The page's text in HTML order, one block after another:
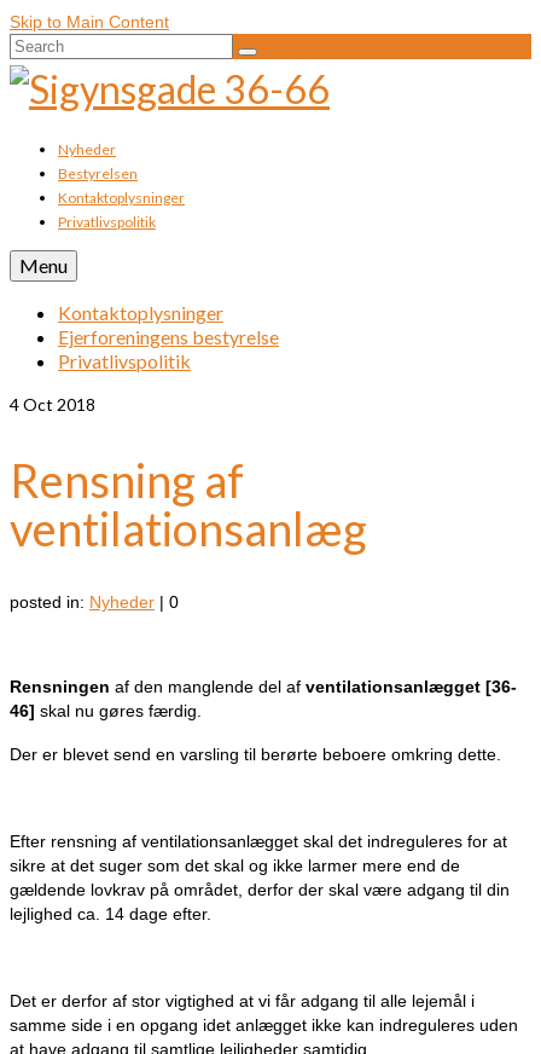
Skip to Main Content
Search
for:
Nyheder
Bestyrelsen
Kontaktoplysninger
Privatlivspolitik
Menu
Kontaktoplysninger
Ejerforeningens bestyrelse
Privatlivspolitik
4Oct 2018
Rensning af
ventilationsanlæg
posted in: Nyheder | 0
Rensningen af den manglende del af ventilationsanlægget [36-
46] skal nu gøres færdig.
Der er blevet send en varsling til berørte beboere omkring dette.
Efter rensning af ventilationsanlægget skal det indreguleres for at
sikre at det suger som det skal og ikke larmer mere end de
gældende lovkrav på området, derfor der skal være adgang til din
lejlighed ca. 14 dage efter.
Det er derfor af stor vigtighed at vi får adgang til alle lejemål i
samme side i en opgang idet anlægget ikke kan indreguleres uden
at have adgang til samtlige lejligheder samtidig.